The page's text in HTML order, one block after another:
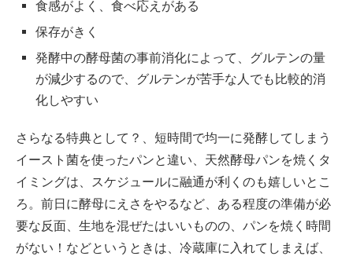
食感がよく、食べ応えがある
保存がきく
発酵中の酵母菌の事前消化によって、グルテンの量
が減少するので、グルテンが苦手な人でも比較的消
化しやすい
さらなる特典として？、短時間で均一に発酵してしまう
イースト菌を使ったパンと違い、天然酵母パンを焼くタ
イミングは、スケジュールに融通が利くのも嬉しいとこ
ろ。前日に酵母にえさをやるなど、ある程度の準備が必
要な反面、生地を混ぜたはいいものの、パンを焼く時間
がない！などというときは、冷蔵庫に入れてしまえば、